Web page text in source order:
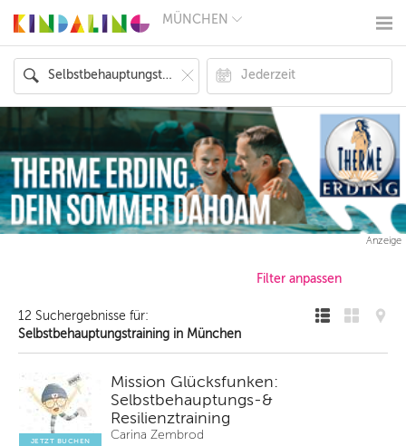
MÜNCHEN
MÜNCHEN
HAMBURG
FRANKFURT
KÖLN
DÜSSELDORF
STUTTGART
ESSEN
HANNOVER
LEIPZIG
DRESDEN
NÜRNBERG
Anzeige
12 Suchergebnisse für:
Selbstbehauptungstraining in München
JETZT BUCHEN
Mission Glücksfunken:
Selbstbehauptungs-&
Resilienztraining
Carina Zembrod